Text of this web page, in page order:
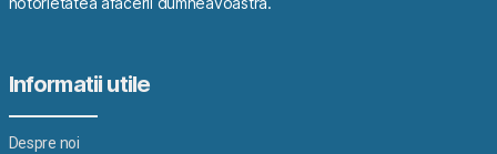
Informatii utile
Despre noi